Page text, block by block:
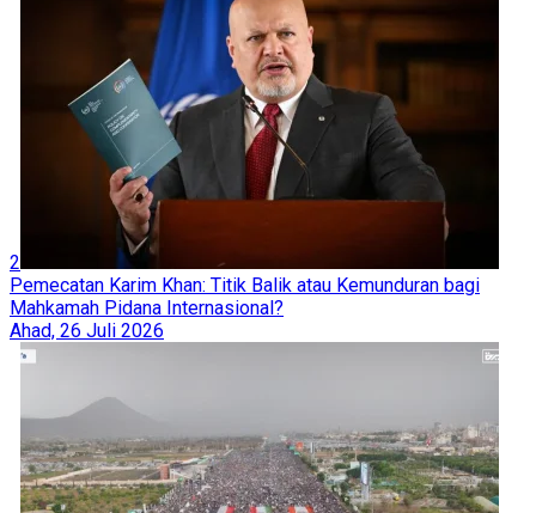
Konflik Internal Memanas, Ratusan Prajurit 'Israel' Tinggalkan
Pangkalan dan Senjata di Sde Teiman
Jumat, 31 Juli 2026
Saudi Bentuk Aliansi Pertahanan 14 Negara, Siapa Saja
Mereka?
Ahad, 2 Agustus 2026